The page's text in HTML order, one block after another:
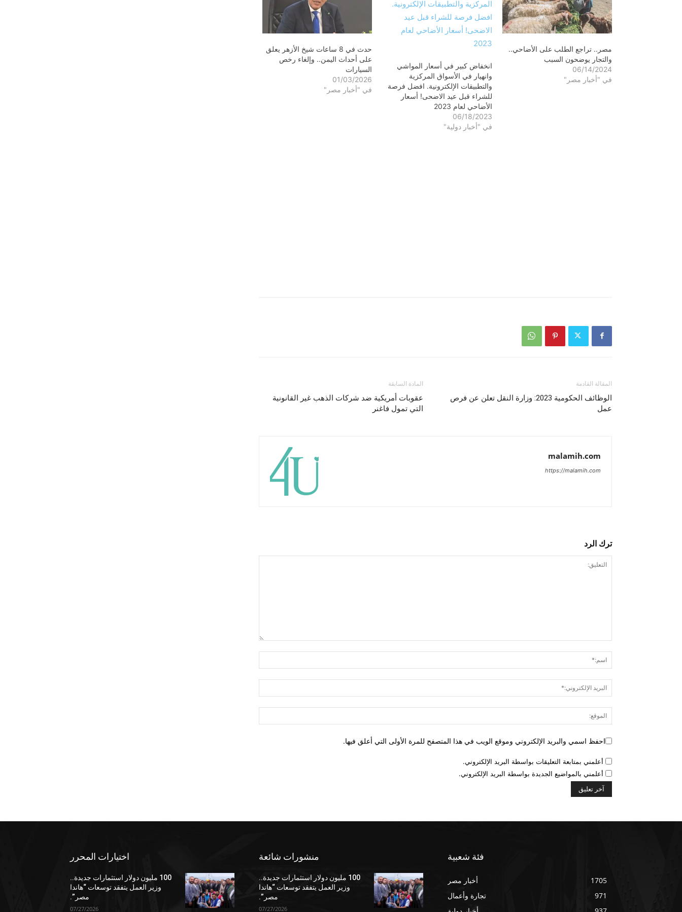
مصر.. تراجع الطلب على الأضاحي..
والتجار يوضحون السبب
06/14/2024
في "أخبار مصر"
انخفاض كبير في أسعار المواشي
وانهيار في الأسواق المركزية
والتطبيقات الإلكترونية. افضل فرصة
للشراء قبل عيد الاضحى! أسعار
الأضاحي لعام 2023
06/18/2023
في "أخبار دولية"
حدث في 8 ساعات شيخ الأزهر يعلق
على أحداث اليمن.. وإلغاء رخص
السيارات
01/03/2026
في "أخبار مصر"
المادة السابقة
عقوبات أمريكية ضد شركات الذهب غير القانونية
التي تمول فاغنر
المقالة القادمة
الوظائف الحكومية 2023: وزارة النقل تعلن عن فرص
عمل
malamih.com
https://malamih.com
ترك الرد
احفظ اسمي والبريد الإلكتروني وموقع الويب في هذا المتصفح للمرة الأولى التي أعلق فيها.
أعلمني بمتابعة التعليقات بواسطة البريد الإلكتروني.
أعلمني بالمواضيع الجديدة بواسطة البريد الإلكتروني.
اختيارات المحرر
100 مليون دولار استثمارات جديدة..
وزير العمل يتفقد توسعات “هاندا
مصر”.
07/27/2026
منشورات شائعة
100 مليون دولار استثمارات جديدة..
وزير العمل يتفقد توسعات “هاندا
مصر”.
07/27/2026
فئة شعبية
أخبار مصر
1705
تجارة وأعمال
971